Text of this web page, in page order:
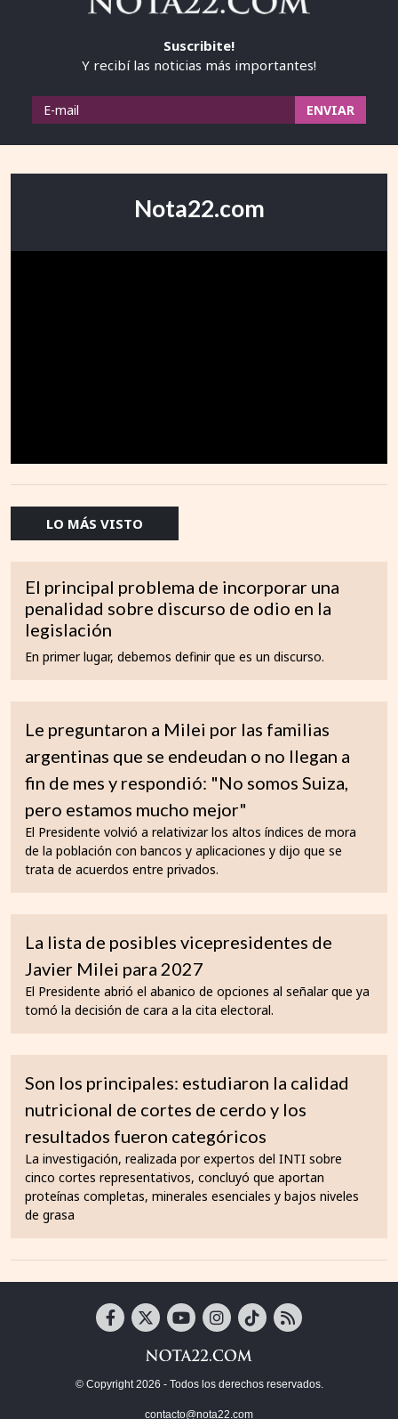
Suscribite!
Y recibí las noticias más importantes!
Nota22.com
LO MÁS VISTO
El principal problema de incorporar una
penalidad sobre discurso de odio en la
legislación
En primer lugar, debemos definir que es un discurso.
Le preguntaron a Milei por las familias
argentinas que se endeudan o no llegan a
fin de mes y respondió: "No somos Suiza,
pero estamos mucho mejor"
El Presidente volvió a relativizar los altos índices de mora
de la población con bancos y aplicaciones y dijo que se
trata de acuerdos entre privados.
La lista de posibles vicepresidentes de
Javier Milei para 2027
El Presidente abrió el abanico de opciones al señalar que ya
tomó la decisión de cara a la cita electoral.
Son los principales: estudiaron la calidad
nutricional de cortes de cerdo y los
resultados fueron categóricos
La investigación, realizada por expertos del INTI sobre
cinco cortes representativos, concluyó que aportan
proteínas completas, minerales esenciales y bajos niveles
de grasa
© Copyright 2026 - Todos los derechos reservados.
contacto@nota22.com